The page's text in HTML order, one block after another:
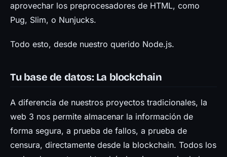
aprovechar los preprocesadores de HTML, como
Pug, Slim, o Nunjucks.
Todo esto, desde nuestro querido Node.js.
Tu base de datos: La blockchain
A diferencia de nuestros proyectos tradicionales, la
web 3 nos permite almacenar la información de
forma segura, a prueba de fallos, a prueba de
censura, directamente desde la blockchain. Todos los